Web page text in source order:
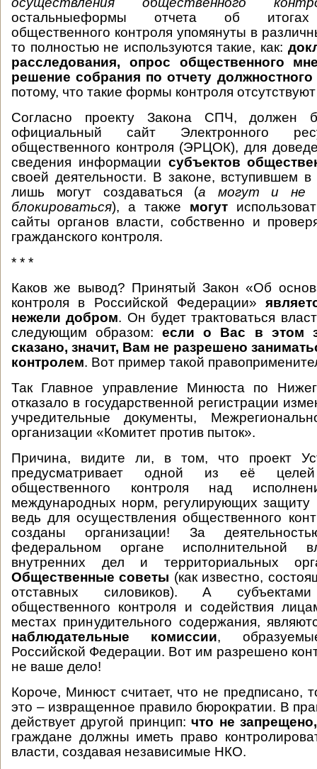
остальныеформы отчета об итогах
общественного контроля упомянуты в
то полностью не используются такие, как:
расследования, опрос общественного
решение собрания по отчету
потому, что такие формы контроля
Согласно проекту Закона СПЧ, должен
официальный сайт Электронного
общественного контроля (ЭРЦОК), для
сведения информации субъектов
своей деятельности. В законе, вступившем
лишь могут создаваться (а могут и не
блокироваться), а также могут
сайты органов власти, собственно и
гражданского контроля.
* * *
Каков же вывод? Принятый Закон «Об
контроля в Российской Федерации»
нежели добром. Он будет трактоваться
следующим образом:если о Вас в этом
сказано, значит, Вам не разрешено
контролем. Вот пример такой
Так Главное управление Минюста по
отказало в государственной регистрации
учредительные документы,
организации «Комитет против пыток».
Причина, видите ли, в том, что проект
предусматривает одной из её целей
общественного контроля над
международных норм, регулирующих защиту
ведь для осуществления общественного
созданы организации! За
федеральном органе исполнительной
внутренних дел и территориальных
Общественные советы (как известно,
отставных силовиков). А субъектами
общественного контроля и содействия
местах принудительного содержания,
наблюдательные комиссии,
Российской Федерации. Вот им разрешено
не ваше дело!
Короче, Минюст считает, что не предписано,
это – извращенное правило бюрократии. В
действует другой принцип:что не
граждане должны иметь право
власти, создавая независимые НКО.